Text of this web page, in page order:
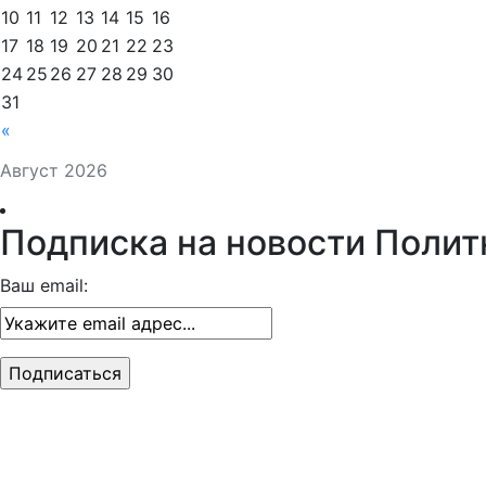
Август 2026
«
10 11 12 13 14 15 16
17 18 19 20 21 22 23
24 25 26 27 28 29 30
31
Подписка на новости
Ваш email: